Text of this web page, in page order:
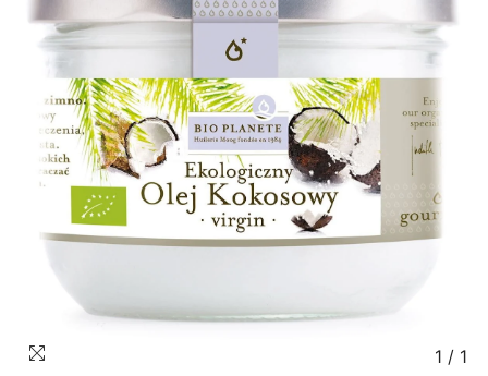
1 / 1